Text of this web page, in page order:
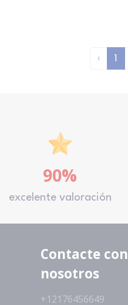
‹ 1
90%
excelente valoración
Contacte con
nosotros
+12176456649